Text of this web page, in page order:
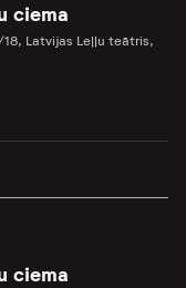
ciema
Latvijas Leļļu teātris,
ciema